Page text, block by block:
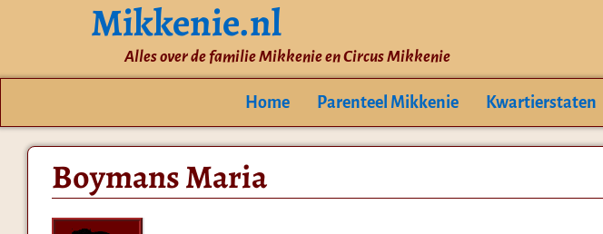
Mikkenie.nl
Alles over de familie Mikkenie en Circus Mikkenie
Home Parenteel Mikkenie Kwartierstaten
Boymans Maria